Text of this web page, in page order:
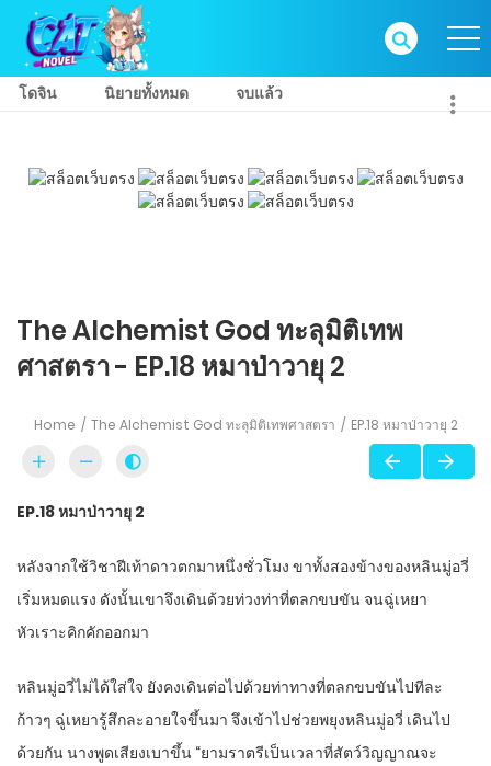
โดจิน นิยายทั้งหมด จบแล้ว
The Alchemist God ทะลุมิติเทพ
ศาสตรา - EP.18 หมาป่าวายุ 2
Home The Alchemist God ทะลุมิติเทพศาสตรา EP.18 หมาป่าวายุ 2
EP.18หมาป่าวายุ 2
หลังจากใช้วิชาฝีเท้าดาวตกมาหนึ่งชั่วโมง ขาทั้งสองข้างของหลินมู่อวี่
เริ่มหมดแรง ดังนั้นเขาจึงเดินด้วยท่วงท่าที่ตลกขบขัน จนฉู่เหยา
หัวเราะคิกคักออกมา
หลินมู่อวี่ไม่ได้ใส่ใจ ยังคงเดินต่อไปด้วยท่าทางที่ตลกขบขันไปทีละ
ก้าวๆ ฉู่เหยารู้สึกละอายใจขึ้นมา จึงเข้าไปช่วยพยุงหลินมู่อวี่ เดินไป
ด้วยกัน นางพูดเสียงเบาขึ้น “ยามราตรีเป็นเวลาที่สัตว์วิญญาณจะ